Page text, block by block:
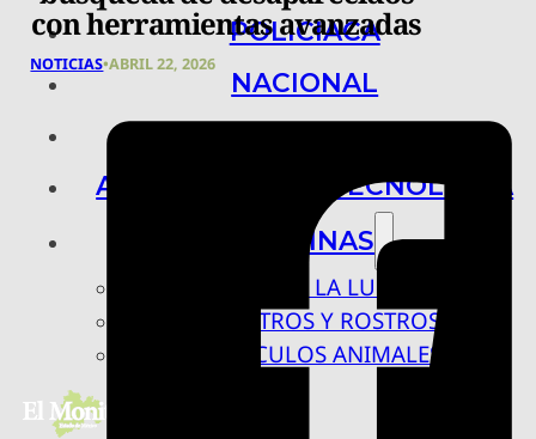
POLICIACA
NACIONAL
ARTE, CIENCIA Y TECNOLOGÍA
COLUMNAS
BAJO LA LUPA
RASTROS Y ROSTROS
VÍNCULOS ANIMALES
con herramientas avanzadas
NOTICIAS•ABRIL 22, 2026